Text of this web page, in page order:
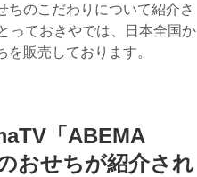
ちのこだわりについて紹介さ
っておきやでは、日本全国か
を販売しております。
「ABEMA
おせちが紹介され